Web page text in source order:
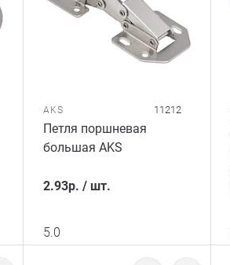
AKS 11212
Петля поршневая
большая AKS
2.93р. / шт.
5.0